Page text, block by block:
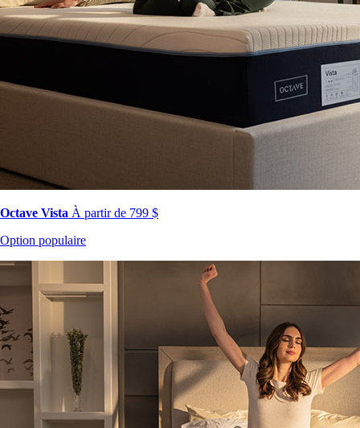
Octave Vista À partir de 799 $
Option populaire